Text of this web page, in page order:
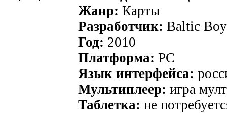
Жанр: Карты
Разработчик: Baltic
Год: 2010
Платформа: PC
Язык интерфейса:
Мультиплеер: игра
Таблетка: не